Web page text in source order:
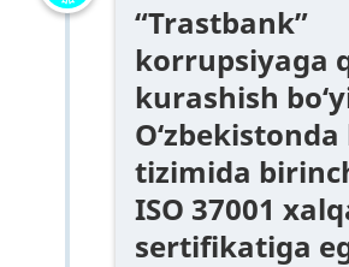
“Trastbank”
korrupsiyaga
kurashish
tizimida
ISO 37001
sertifikatiga